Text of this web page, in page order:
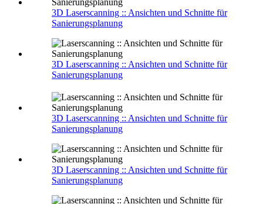
3D Laserscanning :: Ansichten und Schnitte für
Sanierungsplanung
3D Laserscanning :: Ansichten und Schnitte für
Sanierungsplanung
3D Laserscanning :: Ansichten und Schnitte für
Sanierungsplanung
3D Laserscanning :: Ansichten und Schnitte für
Sanierungsplanung